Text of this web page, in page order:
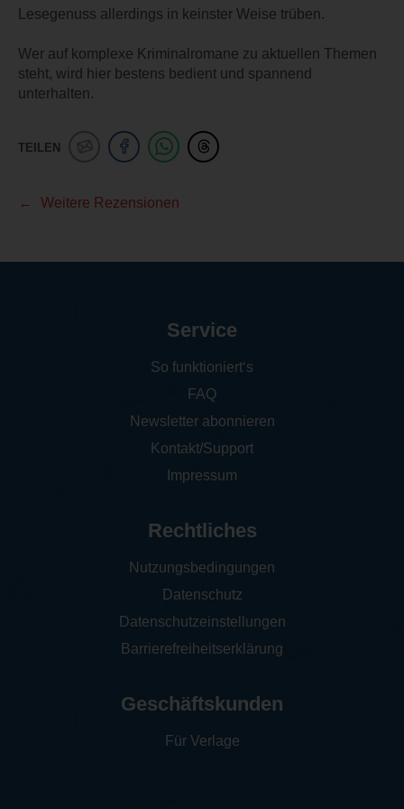
Lesegenuss allerdings in keinster Weise trüben.
Wer auf komplexe Kriminalromane zu aktuellen Themen
steht, wird hier bestens bedient und spannend
unterhalten.
TEILEN
Weitere Rezensionen
Service
So funktioniert‘s
FAQ
Newsletter abonnieren
Kontakt/Support
Impressum
Rechtliches
Nutzungsbedingungen
Datenschutz
Datenschutzeinstellungen
Barrierefreiheitserklärung
Geschäftskunden
Für Verlage